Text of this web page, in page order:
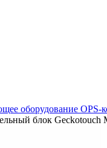
оборудование OPS-
блок Geckotouch